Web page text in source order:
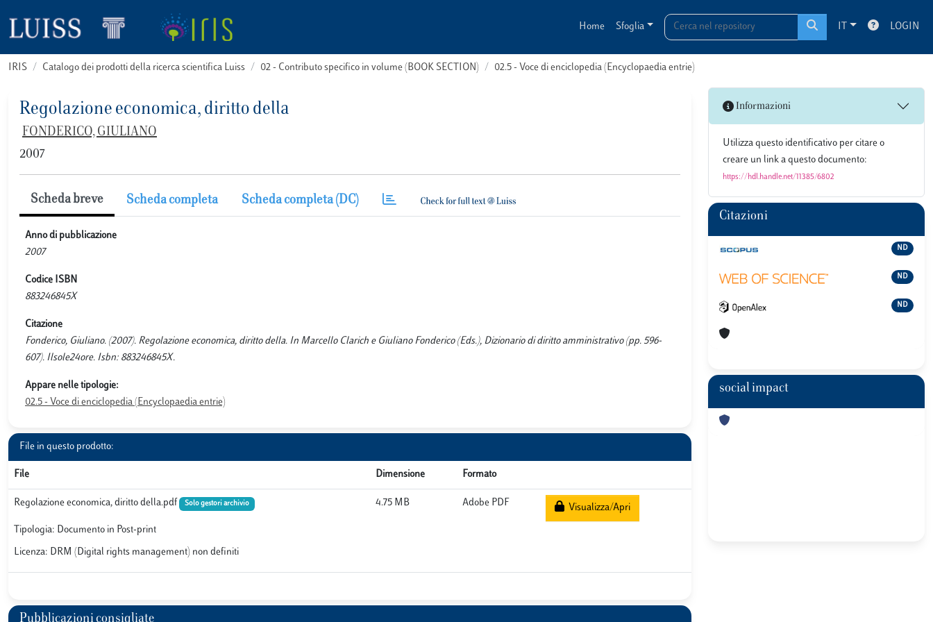
Home Sfoglia IT LOGIN
IRIS Catalogo dei prodotti della ricerca scientifica Luiss 02 - Contributo specifico in volume (BOOK SECTION) 02.5 - Voce di enciclopedia (Encyclopaedia entrie)
Regolazione economica, diritto della
FONDERICO, GIULIANO
2007
Scheda breve Scheda completa Scheda completa (DC)
Anno di pubblicazione
2007
Codice ISBN
883246845X
Citazione
Fonderico, Giuliano. (2007). Regolazione economica, diritto della. In Marcello Clarich e Giuliano Fonderico (Eds.), Dizionario di diritto amministrativo (pp. 596-
607). Ilsole24ore. Isbn: 883246845X.
Appare nelle tipologie:
02.5 - Voce di enciclopedia (Encyclopaedia entrie)
File in questo prodotto:
File Dimensione Formato
Regolazione economica, diritto della.pdf Solo gestori archivio
Tipologia: Documento in Post-print
Licenza: DRM (Digital rights management) non definiti
4.75 MB Adobe PDF Visualizza/Apri
Pubblicazioni consigliate
Informazioni
Utilizza questo identificativo per citare o
creare un link a questo documento:
https://hdl.handle.net/11385/6802
Citazioni
ND
ND
ND
social impact